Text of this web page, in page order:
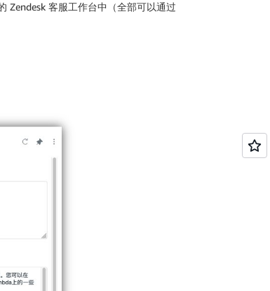
Zendesk 客服工作台中（全部可以通过